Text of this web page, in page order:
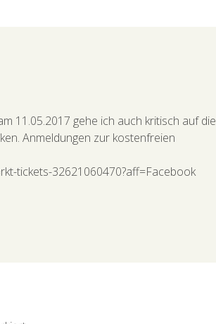
11.05.2017 gehe ich auch kritisch auf die
Anmeldungen zur kostenfreien
tickets-32621060470?aff=Facebook